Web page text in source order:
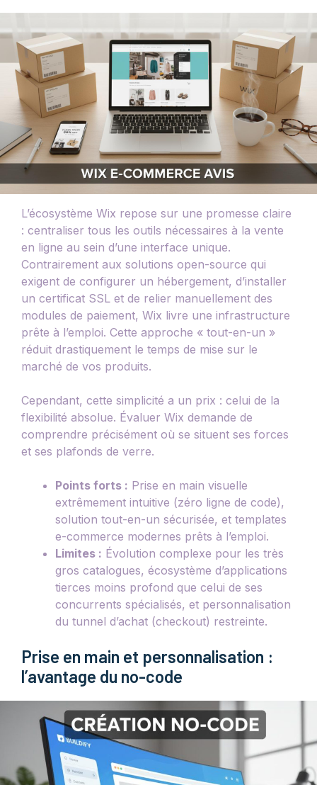
L’écosystème Wix repose sur une promesse claire
: centraliser tous les outils nécessaires à la vente
en ligne au sein d’une interface unique.
Contrairement aux solutions open-source qui
exigent de configurer un hébergement, d’installer
un certificat SSL et de relier manuellement des
modules de paiement, Wix livre une infrastructure
prête à l’emploi. Cette approche « tout-en-un »
réduit drastiquement le temps de mise sur le
marché de vos produits.
Cependant, cette simplicité a un prix : celui de la
flexibilité absolue. Évaluer Wix demande de
comprendre précisément où se situent ses forces
et ses plafonds de verre.
Points forts : Prise en main visuelle
extrêmement intuitive (zéro ligne de code),
solution tout-en-un sécurisée, et templates
e-commerce modernes prêts à l’emploi.
Limites : Évolution complexe pour les très
gros catalogues, écosystème d’applications
tierces moins profond que celui de ses
concurrents spécialisés, et personnalisation
du tunnel d’achat (checkout) restreinte.
Prise en main et personnalisation :
l’avantage du no-code